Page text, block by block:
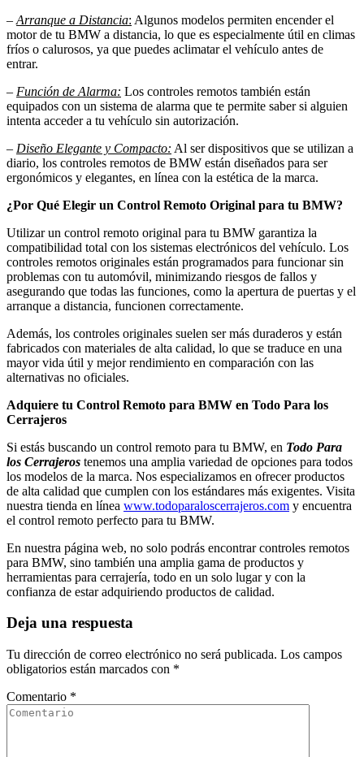
– Arranque a Distancia: Algunos modelos permiten encender el
motor de tu BMW a distancia, lo que es especialmente útil en climas
fríos o calurosos, ya que puedes aclimatar el vehículo antes de
entrar.
– Función de Alarma: Los controles remotos también están
equipados con un sistema de alarma que te permite saber si alguien
intenta acceder a tu vehículo sin autorización.
– Diseño Elegante y Compacto: Al ser dispositivos que se utilizan a
diario, los controles remotos de BMW están diseñados para ser
ergonómicos y elegantes, en línea con la estética de la marca.
¿Por Qué Elegir un Control Remoto Original para tu BMW?
Utilizar un control remoto original para tu BMW garantiza la
compatibilidad total con los sistemas electrónicos del vehículo. Los
controles remotos originales están programados para funcionar sin
problemas con tu automóvil, minimizando riesgos de fallos y
asegurando que todas las funciones, como la apertura de puertas y el
arranque a distancia, funcionen correctamente.
Además, los controles originales suelen ser más duraderos y están
fabricados con materiales de alta calidad, lo que se traduce en una
mayor vida útil y mejor rendimiento en comparación con las
alternativas no oficiales.
Adquiere tu Control Remoto para BMW en Todo Para los
Cerrajeros
Si estás buscando un control remoto para tu BMW, en Todo Para
los Cerrajeros tenemos una amplia variedad de opciones para todos
los modelos de la marca. Nos especializamos en ofrecer productos
de alta calidad que cumplen con los estándares más exigentes. Visita
nuestra tienda en línea www.todoparaloscerrajeros.com y encuentra
el control remoto perfecto para tu BMW.
En nuestra página web, no solo podrás encontrar controles remotos
para BMW, sino también una amplia gama de productos y
herramientas para cerrajería, todo en un solo lugar y con la
confianza de estar adquiriendo productos de calidad.
Deja una respuesta
Tu dirección de correo electrónico no será publicada. Los campos
obligatorios están marcados con *
Comentario *